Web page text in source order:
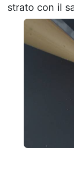
strato con il